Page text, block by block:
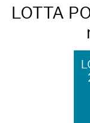
LOTTA